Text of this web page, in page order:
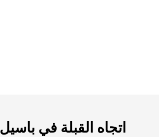
اتجاه القبلة في باسيل